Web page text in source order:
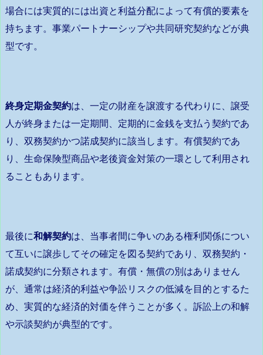
場合には実質的には出資と利益分配によって有償的要素を
持ちます。事業パートナーシップや共同研究契約などが典
型です。
終身定期金契約は、一定の財産を譲渡する代わりに、譲受
人が終身または一定期間、定期的に金銭を支払う契約であ
り、双務契約かつ諾成契約に該当します。有償契約であ
り、生命保険型商品や老後資金対策の一環として利用され
ることもあります。
最後に和解契約は、当事者間に争いのある権利関係につい
て互いに譲歩してその確定を図る契約であり、双務契約・
諾成契約に分類されます。有償・無償の別はありません
が、通常は経済的利益や争訟リスクの低減を目的とするた
め、実質的な経済的対価を伴うことが多く。訴訟上の和解
や示談契約が典型的です。